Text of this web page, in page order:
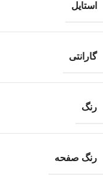
استایل
گارانتی
رنگ
رنگ صفحه